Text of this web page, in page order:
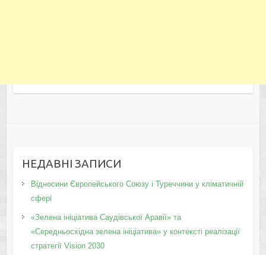
НЕДАВНІ ЗАПИСИ
Відносини Європейського Союзу і Туреччини у кліматичній
сфері
«Зелена ініціатива Саудівської Аравії» та
«Середньосхідна зелена ініціатива» у контексті реалізації
стратегії Vision 2030